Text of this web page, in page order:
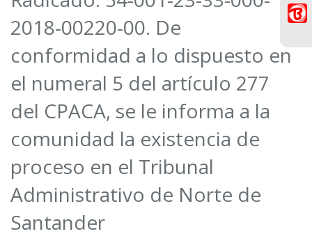
2018-00220-00. De
conformidad a lo dispuesto en
el numeral 5 del artículo 277
del CPACA, se le informa a la
comunidad la existencia de
proceso en el Tribunal
Administrativo de Norte de
Santander